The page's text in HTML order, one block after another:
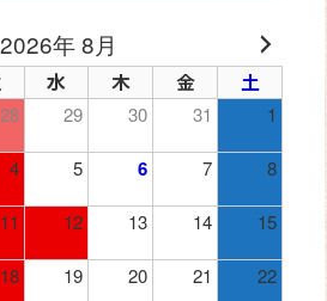
2026年 8月
水 木 金 土
28 29 30 31 1
4 5 6 7 8
11 12 13 14 15
18 19 20 21 22